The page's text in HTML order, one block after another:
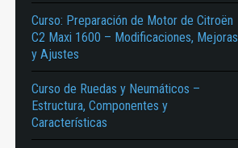
Curso: Preparación de Motor de Citroën
C2 Maxi 1600 – Modificaciones, Mejoras
y Ajustes
Curso de Ruedas y Neumáticos –
Estructura, Componentes y
Características